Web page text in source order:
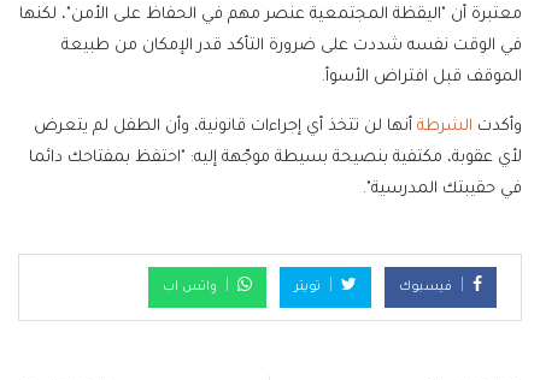
معتبرة أن "اليقظة المجتمعية عنصر مهم في الحفاظ على الأمن"، لكنها
في الوقت نفسه شددت على ضرورة التأكد قدر الإمكان من طبيعة
الموقف قبل افتراض الأسوأ.
وأكدت الشرطة أنها لن تتخذ أي إجراءات قانونية، وأن الطفل لم يتعرض
لأي عقوبة، مكتفية بنصيحة بسيطة موجّهة إليه: "احتفظ بمفتاحك دائما
في حقيبتك المدرسية".
فيسبوك تويتر واتس اب